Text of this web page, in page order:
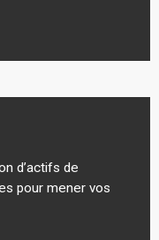
d’actifs de
pour mener vos